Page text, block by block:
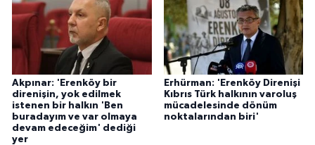
Akpınar: 'Erenköy bir
direnişin, yok edilmek
istenen bir halkın 'Ben
buradayım ve var olmaya
devam edeceğim' dediği
yer
Erhürman: 'Erenköy Direnişi
Kıbrıs Türk halkının varoluş
mücadelesinde dönüm
noktalarından biri'